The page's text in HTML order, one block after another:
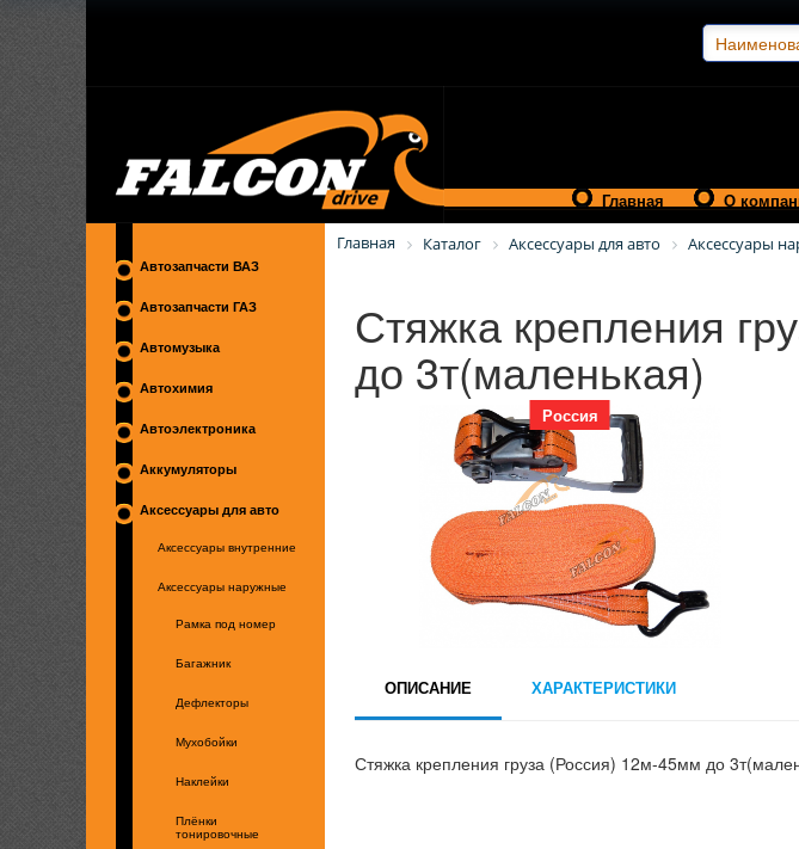
Главная О
Автозапчасти ВАЗ
Автозапчасти ГАЗ
Автомузыка
Автохимия
Автоэлектроника
Аккумуляторы
Аксессуары для авто
Аксессуары внутренние
Аксессуары наружные
Рамка под номер
Багажник
Дефлекторы
Мухобойки
Наклейки
Плёнки
тонировочные
Главная Каталог Аксессуары для авто Аксессуары
Стяжка крепления
до 3т(маленькая)
Россия
ОПИСАНИЕ ХАРАКТЕРИСТИКИ
Стяжка крепления груза (Россия) 12м-45мм до